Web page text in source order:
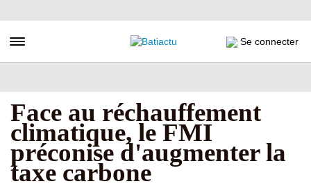
au
principal
Toggle navigation Se connecter
Face au réchauffement
climatique, le FMI
préconise d'augmenter la
taxe carbone